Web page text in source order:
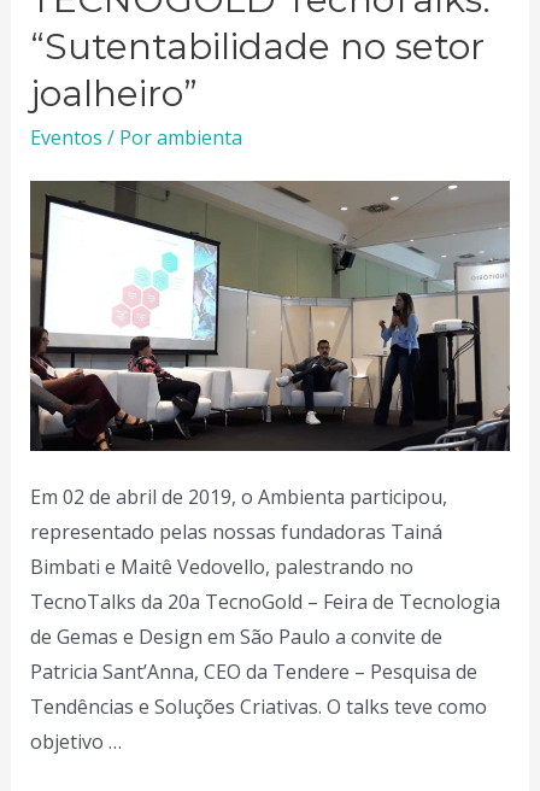
os
de
fazer
uma
moda
sem
desperdício”
“Sutentabilidade no setor
joalheiro”​
Eventos / Porambienta
Em 02 de abril de 2019, o Ambienta participou,
representado pelas nossas fundadoras Tainá
Bimbati e Maitê Vedovello, palestrando no
TecnoTalks da 20a TecnoGold – Feira de Tecnologia
de Gemas e Design em São Paulo a convite de
Patricia Sant’Anna, CEO da Tendere – Pesquisa de
Tendências e Soluções Criativas. O talks teve como
objetivo …